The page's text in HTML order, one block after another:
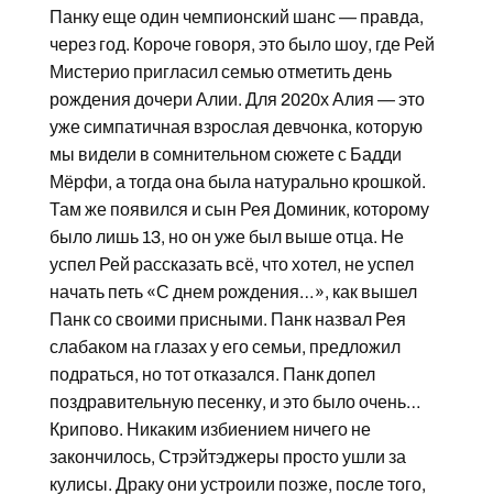
Панку еще один чемпионский шанс — правда,
через год. Короче говоря, это было шоу, где Рей
Мистерио пригласил семью отметить день
рождения дочери Алии. Для 2020х Алия — это
уже симпатичная взрослая девчонка, которую
мы видели в сомнительном сюжете с Бадди
Мёрфи, а тогда она была натурально крошкой.
Там же появился и сын Рея Доминик, которому
было лишь 13, но он уже был выше отца. Не
успел Рей рассказать всё, что хотел, не успел
начать петь «С днем рождения…», как вышел
Панк со своими присными. Панк назвал Рея
слабаком на глазах у его семьи, предложил
подраться, но тот отказался. Панк допел
поздравительную песенку, и это было очень…
Крипово. Никаким избиением ничего не
закончилось, Стрэйтэджеры просто ушли за
кулисы. Драку они устроили позже, после того,